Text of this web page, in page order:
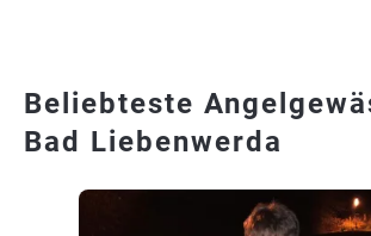
Beliebteste
Bad Liebenwerda